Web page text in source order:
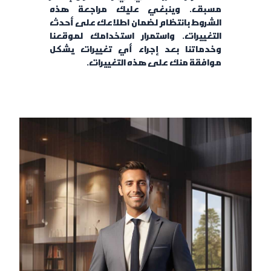
مسبق. وينبغي عليك مراجعة هذه
الشروط بانتظام لضمان اطلاعك على أحدث
التغييرات. واستمرار استخدامك لموقعنا
وخدماتنا بعد إجراء أي تغييرات يشكل
موافقة منك على هذه التغييرات.